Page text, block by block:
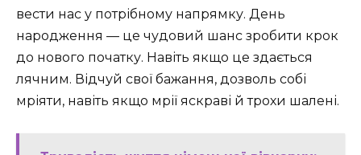
вести нас у потрібному напрямку. День
народження — це чудовий шанс зробити крок
до нового початку. Навіть якщо це здається
лячним. Відчуй свої бажання, дозволь собі
мріяти, навіть якщо мрії яскраві й трохи шалені.